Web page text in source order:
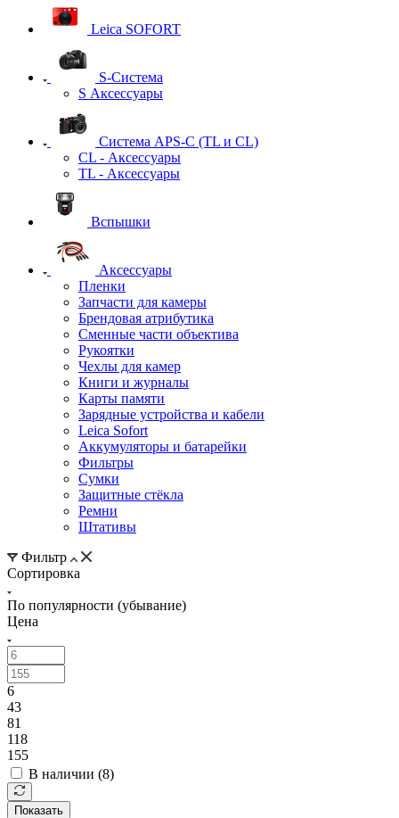
Leica SOFORT
S-Система
S Аксессуары
Система APS-C (TL и CL)
CL - Аксессуары
TL - Аксессуары
Вспышки
Аксессуары
Пленки
Запчасти для камеры
Брендовая атрибутика
Сменные части объектива
Рукоятки
Чехлы для камер
Книги и журналы
Карты памяти
Зарядные устройства и кабели
Leica Sofort
Аккумуляторы и батарейки
Фильтры
Сумки
Защитные стёкла
Ремни
Штативы
Фильтр
Сортировка
По популярности (убывание)
Цена
6
43
81
118
155
В наличии (8)
Показать